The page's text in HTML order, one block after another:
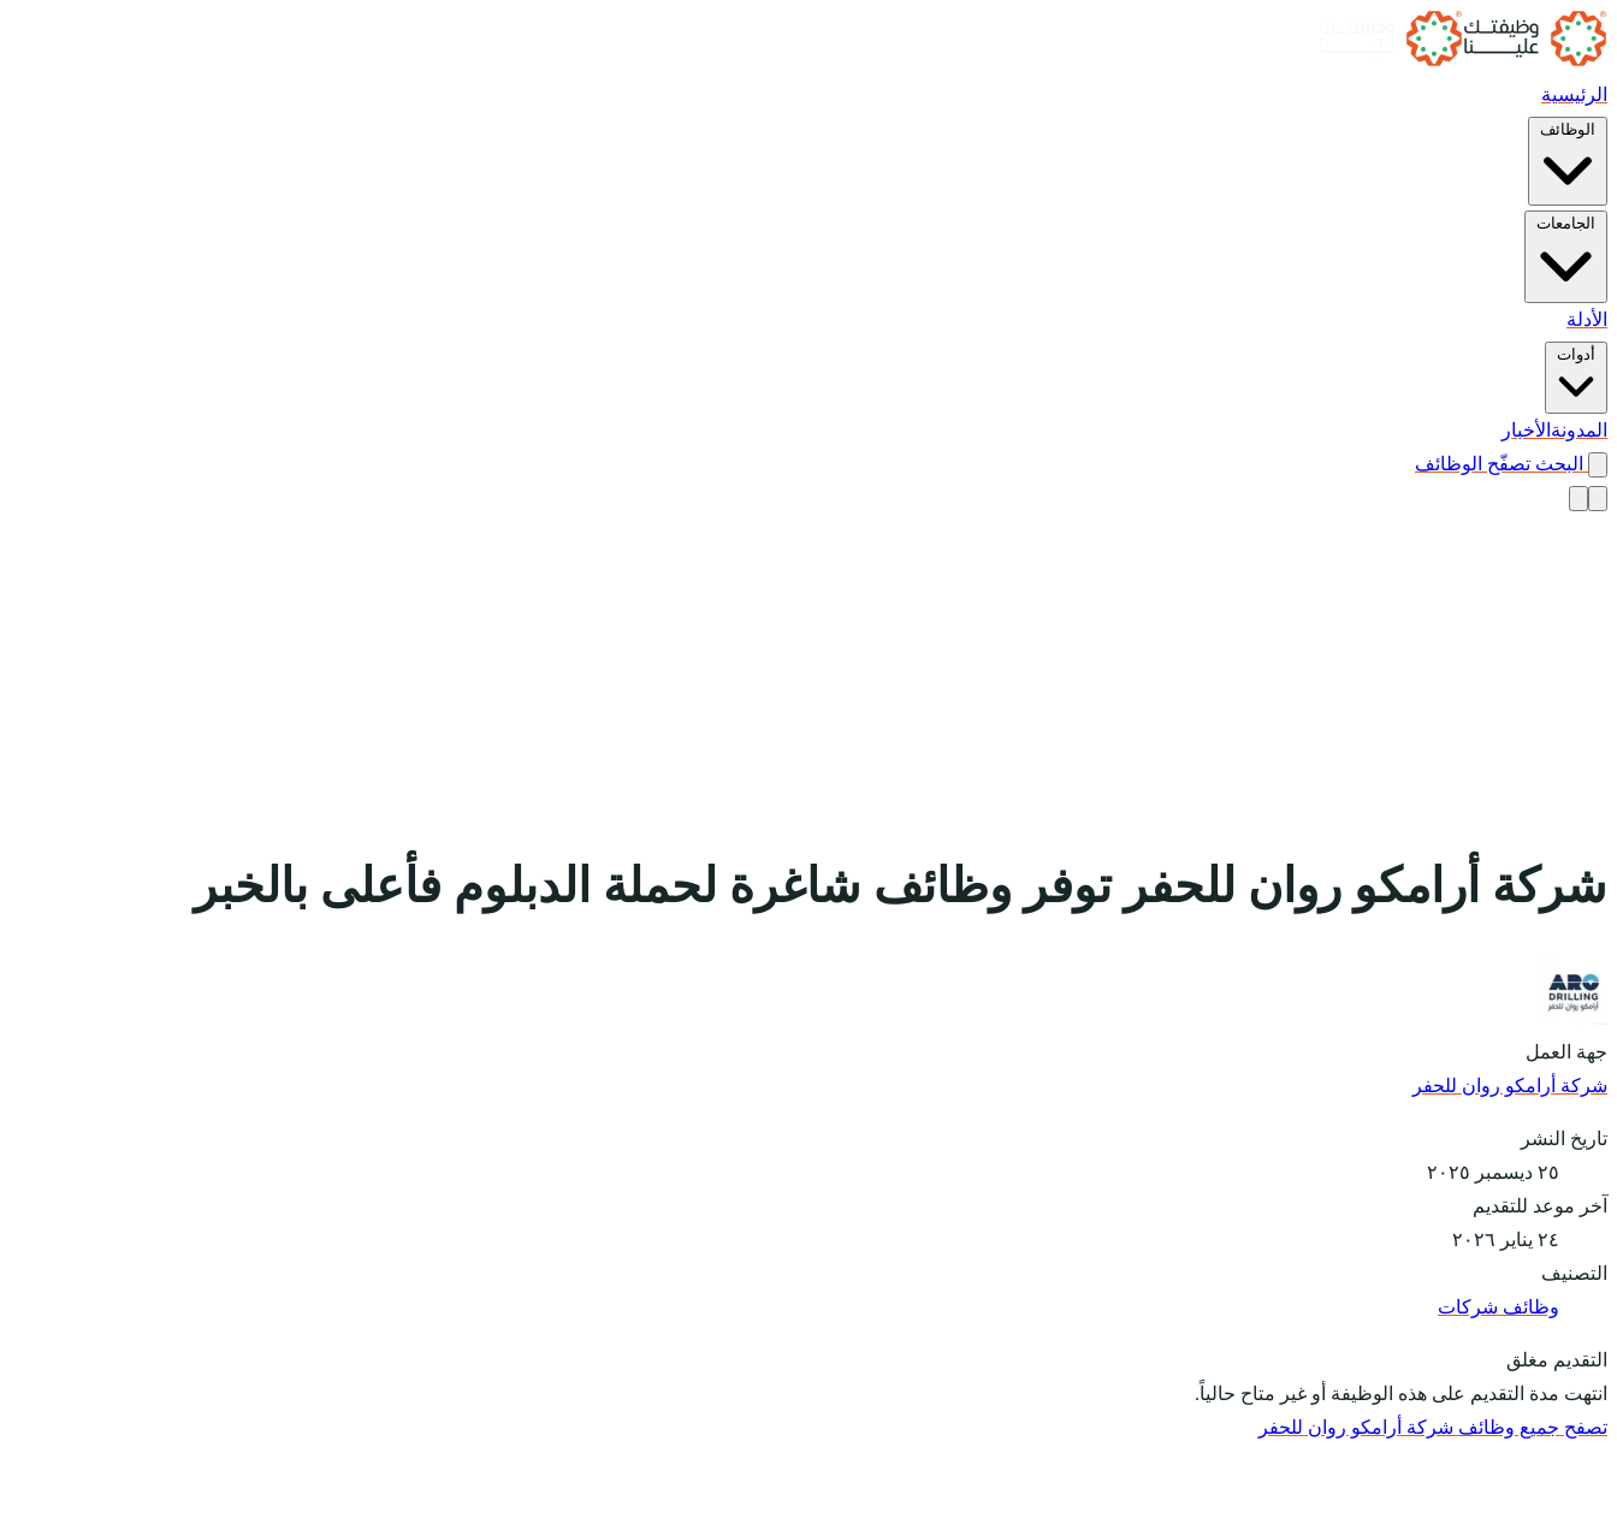
الرئيسية
الوظائف
الجامعات
الأدلة
أدوات
المدونة الأخبار
البحث تصفّح الوظائف
شركة أرامكو روان للحفر توفر وظائف شاغرة لحملة الدبلوم فأعلى بالخبر
جهة العمل
شركة أرامكو روان للحفر
تاريخ النشر
٢٥ ديسمبر ٢٠٢٥
آخر موعد للتقديم
٢٤ يناير ٢٠٢٦
التصنيف
وظائف شركات
التقديم مغلق
انتهت مدة التقديم على هذه الوظيفة أو غير متاح حالياً.
تصفح جميع وظائف شركة أرامكو روان للحفر